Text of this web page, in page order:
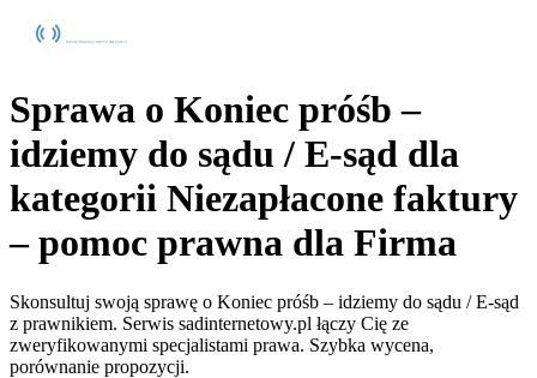
Sprawa o Koniec próśb –
idziemy do sądu / E-sąd dla
kategorii Niezapłacone faktury
– pomoc prawna dla Firma
Skonsultuj swoją sprawę o Koniec próśb – idziemy do sądu / E-sąd
z prawnikiem. Serwis sadinternetowy.pl łączy Cię ze
zweryfikowanymi specjalistami prawa. Szybka wycena,
porównanie propozycji.